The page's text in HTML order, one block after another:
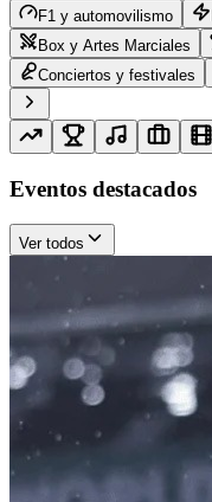
F1 y automovilismo
Box y Artes Marciales
Conciertos y festivales
Eventos destacados
Ver todos